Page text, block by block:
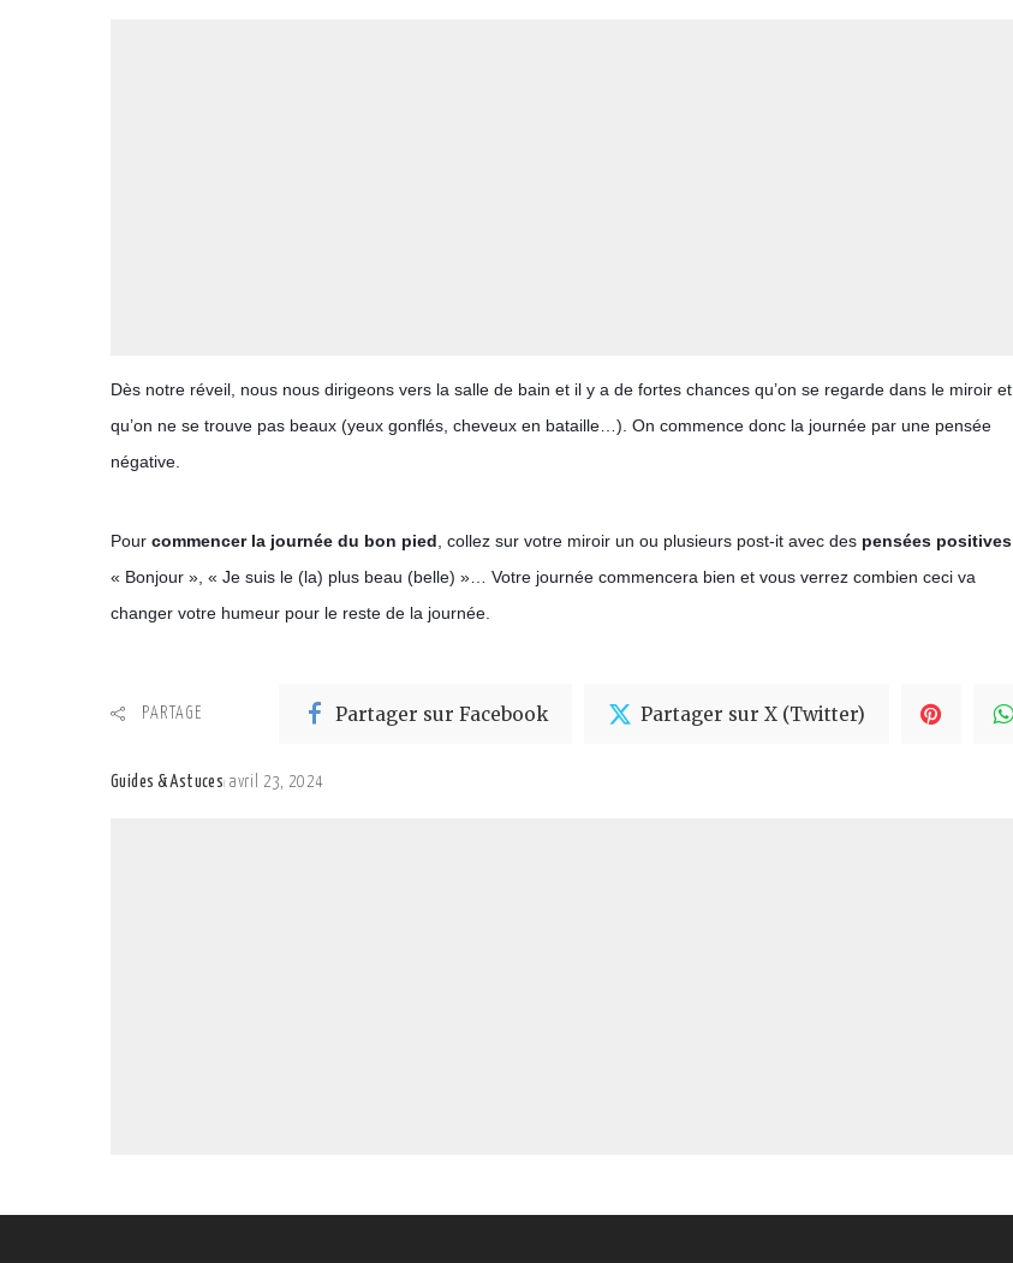
Dès notre réveil, nous nous dirigeons vers la salle de bain et il y a de fortes chances qu’on se regarde dans le miroir et
qu’on ne se trouve pas beaux (yeux gonflés, cheveux en bataille…). On commence donc la journée par une pensée
négative.
Pour commencer la journée du bon pied, collez sur votre miroir un ou plusieurs post-it avec des pensées positives
« Bonjour », « Je suis le (la) plus beau (belle) »… Votre journée commencera bien et vous verrez combien ceci va
changer votre humeur pour le reste de la journée.
PARTAGE Partager sur Facebook Partager sur X (Twitter)
Guides & Astuces avril 23, 2024